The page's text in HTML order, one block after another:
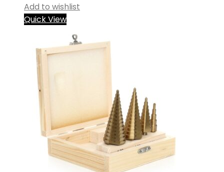
Add to wishlist
Quick View